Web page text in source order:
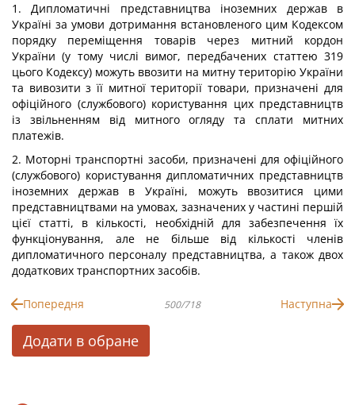
1. Дипломатичні представництва іноземних держав в
Україні за умови дотримання встановленого цим Кодексом
порядку переміщення товарів через митний кордон
України (у тому числі вимог, передбачених статтею 319
цього Кодексу) можуть ввозити на митну територію України
та вивозити з її митної території товари, призначені для
офіційного (службового) користування цих представництв
із звільненням від митного огляду та сплати митних
платежів.
2. Моторні транспортні засоби, призначені для офіційного
(службового) користування дипломатичних представництв
іноземних держав в Україні, можуть ввозитися цими
представництвами на умовах, зазначених у частині першій
цієї статті, в кількості, необхідній для забезпечення їх
функціонування, але не більше від кількості членів
дипломатичного персоналу представництва, а також двох
додаткових транспортних засобів.
Попередня 500/718 Наступна
Додати в обране